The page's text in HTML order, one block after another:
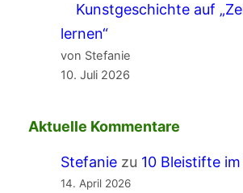
Kunstgeschichte auf
lernen“
von Stefanie
10. Juli 2026
Aktuelle Kommentare
Stefaniezu 10 Bleistifte
14. April 2026